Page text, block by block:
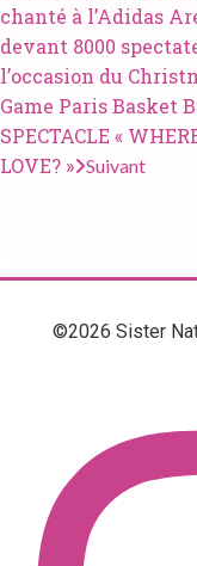
chanté à l’Adidas
devant 8000
l’occasion du
Game Paris Basket
SPECTACLE «
LOVE? » Suivant
©2026 Sister